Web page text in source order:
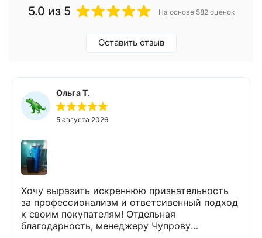
5.0 из 5 На основе 582 оценок
Оставить отзыв
Ольга Т.
5 августа 2026
Хочу выразить искреннюю признательность
за профессионализм и ответсивенный подход
к своим покупателям! Отдельная
благодарность, менеджеру Чупрову